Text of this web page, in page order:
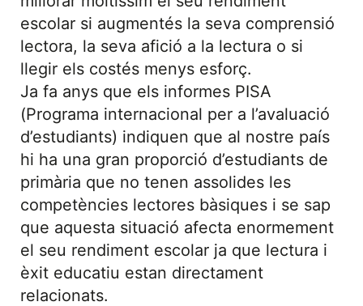
escolar si augmentés la seva comprensió
lectora, la seva afició a la lectura o si
llegir els costés menys esforç.
Ja fa anys que els informes PISA
(Programa internacional per a l’avaluació
d’estudiants) indiquen que al nostre país
hi ha una gran proporció d’estudiants de
primària que no tenen assolides les
competències lectores bàsiques i se sap
que aquesta situació afecta enormement
el seu rendiment escolar ja que lectura i
èxit educatiu estan directament
relacionats.